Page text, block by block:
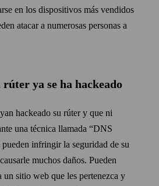
en los dispositivos más vendidos
atacar a numerosas personas a
ya se ha hackeado
hackeado su rúter y que ni
una técnica llamada
DNS
pueden infringir la seguridad de su
muchos daños. Pueden
sitio web que les pertenezca y